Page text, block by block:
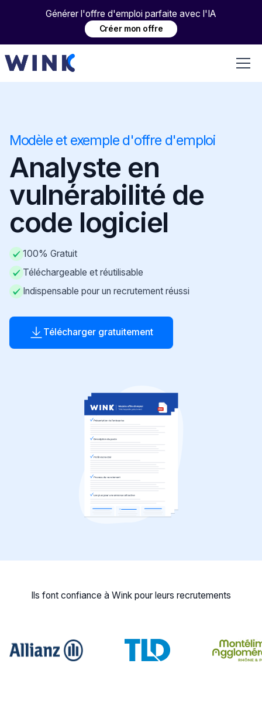
Générer l'offre d'emploi parfaite avec l'IA
Créer mon offre
Modèle et exemple d'offre d'emploi
Analyste en
vulnérabilité de
code logiciel
100% Gratuit
Téléchargeable et réutilisable
Indispensable pour un recrutement réussi
Télécharger gratuitement
Ils font confiance à Wink pour leurs recrutements